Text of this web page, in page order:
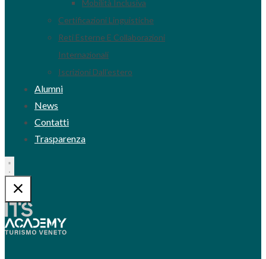
Mobilità Inclusiva
Certificazioni Linguistiche
Reti Esterne E Collaborazioni
Internazionali
Iscrizioni Dall’estero
Alumni
News
Contatti
Trasparenza